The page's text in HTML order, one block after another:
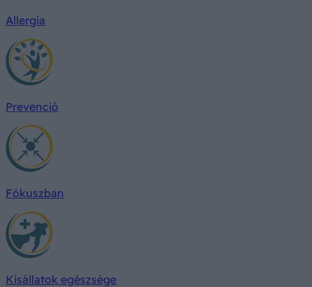
Allergia
Prevenció
Fókuszban
Kisállatok egészsége